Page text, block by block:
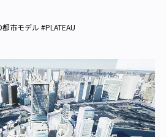
市モデル #PLATEAU